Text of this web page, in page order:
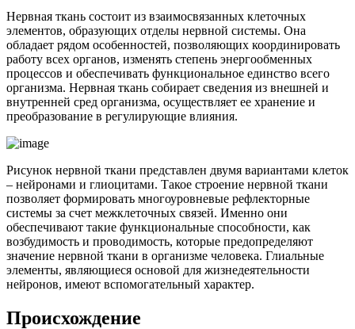
Нервная ткань состоит из взаимосвязанных клеточных
элементов, образующих отделы нервной системы. Она
обладает рядом особенностей, позволяющих координировать
работу всех органов, изменять степень энергообменных
процессов и обеспечивать функциональное единство всего
организма. Нервная ткань собирает сведения из внешней и
внутренней сред организма, осуществляет ее хранение и
преобразование в регулирующие влияния.
Рисунок нервной ткани представлен двумя вариантами клеток
– нейронами и глиоцитами. Такое строение нервной ткани
позволяет формировать многоуровневые рефлекторные
системы за счет межклеточных связей. Именно они
обеспечивают такие функциональные способности, как
возбудимость и проводимость, которые предопределяют
значение нервной ткани в организме человека. Глиальные
элементы, являющиеся основой для жизнедеятельности
нейронов, имеют вспомогательный характер.
Происхождение